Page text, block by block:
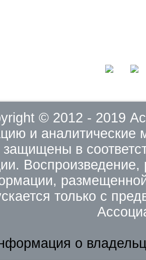
© 2012 - 2019
и
защищены в
Воспроизведение,
только с
о